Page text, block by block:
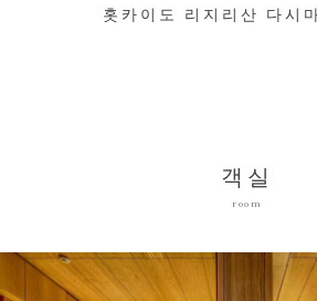
홋카이도 리지리산 다시
객실
room